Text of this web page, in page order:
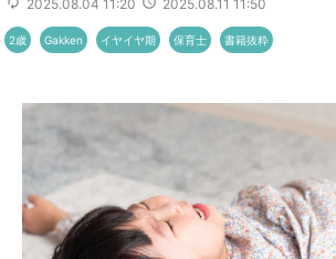
2025.08.04 11:20 2025.08.11 11:50
2歳 Gakken イヤイヤ期 保育士 書籍抜粋